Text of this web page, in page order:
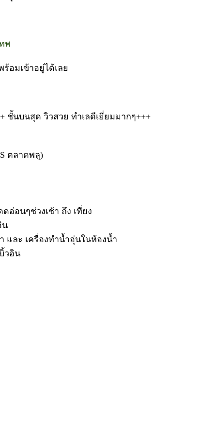
พ
อมเข้าอยู่ได้เลย
ชั้นบนสุด วิวสวย ทำเลดีเยี่ยมมากๆ+++
ตลาดพลู)
อ่อนๆช่วงเช้า ถึง เที่ยง
น
และ เครื่องทำน้ำอุ่นในห้องน้ำ
วอิน